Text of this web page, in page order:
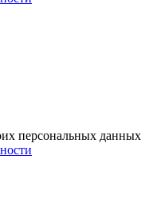
персональных данных